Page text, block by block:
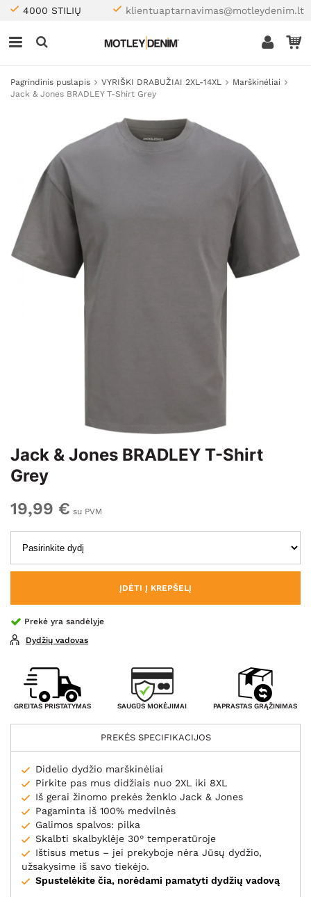
4000 STILIŲ klientuaptarnavimas@motleydenim.lt
Pagrindinis puslapis VYRIŠKI DRABUŽIAI 2XL-14XL
Marškinėliai
Jack & Jones BRADLEY T-Shirt Grey
Jack & Jones BRADLEY T-Shirt
Grey
19,99 € su PVM
ĮDĖTI Į KREPŠELĮ
Prekė yra sandėlyje
Dydžių vadovas
GREITAS PRISTATYMAS SAUGŪS MOKĖJIMAI PAPRASTAS GRĄŽINIMAS
PREKĖS SPECIFIKACIJOS
Didelio dydžio marškinėliai
Pirkite pas mus didžiais nuo 2XL iki 8XL
Iš gerai žinomo prekės ženklo Jack & Jones
Pagaminta iš 100% medvilnės
Galimos spalvos: pilka
Skalbti skalbyklėje 30° temperatūroje
Ištisus metus – jei prekyboje nėra Jūsų dydžio,
užsakysime iš savo tiekėjo.
Spustelėkite čia, norėdami pamatyti dydžių vadovą